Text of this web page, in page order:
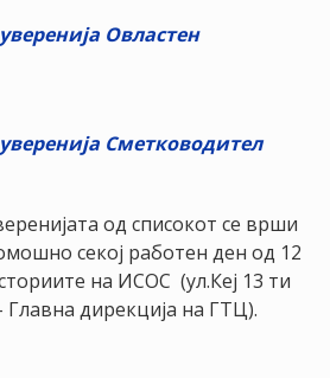
Овластен
Сметководител
од списокот се врши
секој работен ден од 12
на ИСОС (ул.Кеј 13 ти
дирекција на ГТЦ).